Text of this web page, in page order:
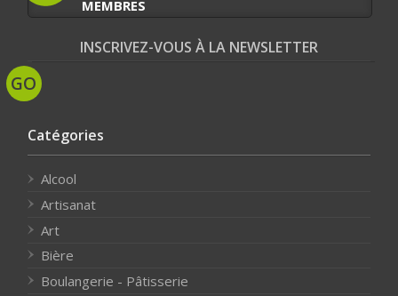
MEMBRES
INSCRIVEZ-VOUS À LA NEWSLETTER
Catégories
Alcool
Artisanat
Art
Bière
Boulangerie - Pâtisserie